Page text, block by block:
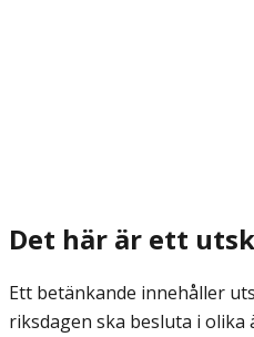
Det här är ett
Ett betänkande innehåller
riksdagen ska besluta i olika